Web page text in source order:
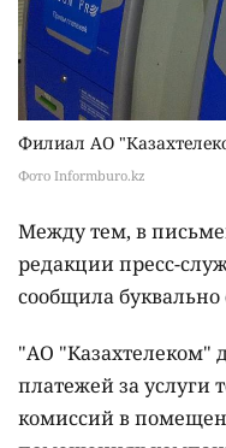
Фото Informburo.kz
Филиал АО
Между тем, в
редакции пресс-
сообщила
"АО "Казахтелеком"
платежей за услуги
комиссий в